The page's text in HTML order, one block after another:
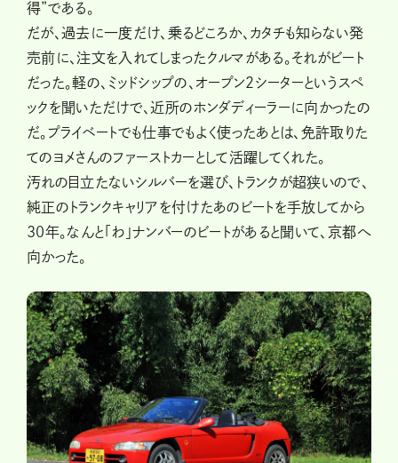
得”である。
だが、過去に一度だけ、乗るどころか、カタチも知らない発
売前に、注文を入れてしまったクルマがある。それがビート
だった。軽の、ミッドシップの、オープン２シーターというスペ
ックを聞いただけで、近所のホンダディーラーに向かったの
だ。プライベートでも仕事でもよく使ったあとは、免許取りた
てのヨメさんのファーストカーとして活躍してくれた。
汚れの目立たないシルバーを選び、トランクが超狭いので、
純正のトランクキャリアを付けたあのビートを手放してから
30年。なんと「わ」ナンバーのビートがあると聞いて、京都へ
向かった。